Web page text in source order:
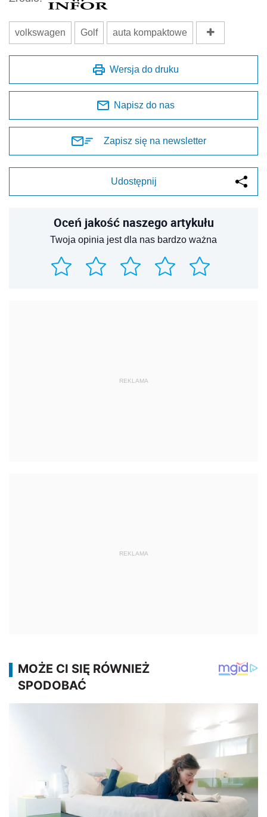
volkswagen Golf auta kompaktowe
Wersja do druku
Napisz do nas
Zapisz się na newsletter
Udostępnij
Oceń jakość naszego artykułu
Twoja opinia jest dla nas bardzo ważna
REKLAMA
REKLAMA